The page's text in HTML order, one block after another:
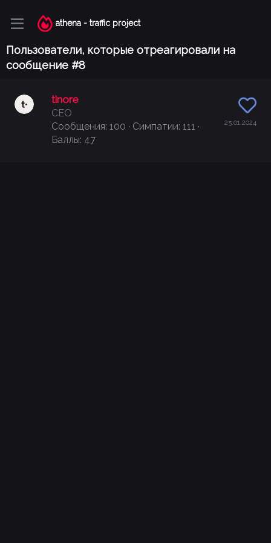
athena - traffic project
Пользователи, которые отреагировали на
сообщение #8
25.01.2024
tinore
CEO
Сообщения 100 Симпатии 111
Баллы 47